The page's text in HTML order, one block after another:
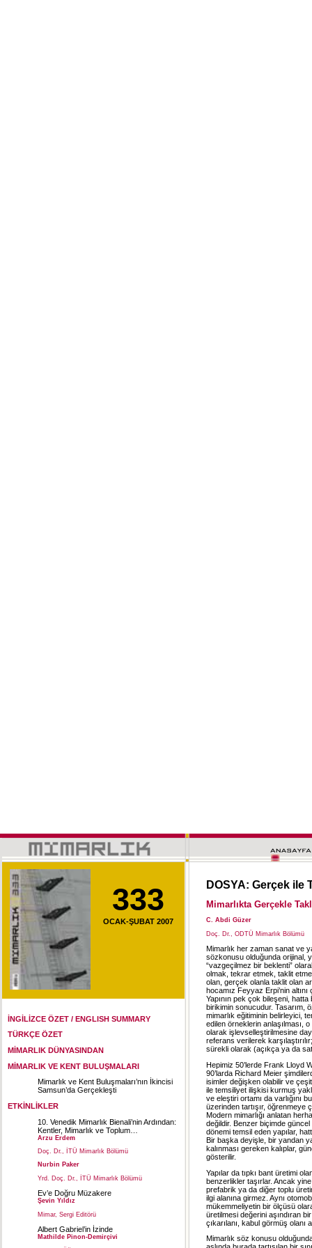
333
OCAK-ŞUBAT 2007
İNGİLİZCE ÖZET / ENGLISH SUMMARY
TÜRKÇE ÖZET
MİMARLIK DÜNYASINDAN
MİMARLIK VE KENT BULUŞMALARI
Mimarlık ve Kent Buluşmaları’nın İkincisi
Samsun’da Gerçekleşti
ETKİNLİKLER
10. Venedik Mimarlık Bienali’nin Ardından:
Kentler, Mimarlık ve Toplum…
Arzu Erdem
Doç. Dr., İTÜ Mimarlık Bölümü
Nurbin Paker
Yrd. Doç. Dr., İTÜ Mimarlık Bölümü
Ev’e Doğru Müzakere
Şevin Yıldız
Mimar, Sergi Editörü
Albert Gabriel’in İzinde
Mathilde Pinon-Demirçivi
DOSYA: Gerçek ile
Mimarlıkta Gerçekle
C. Abdi Güzer
Doç. Dr., ODTÜ Mimarlık Bölümü
Mimarlık her zaman sanat ve
sözkonusu olduğunda orijinal,
“vazgeçilmez bir beklenti”
olmak, tekrar etmek, taklit
olan, gerçek olanla taklit olan
hocamız Feyyaz Erpi’nin
Yapının pek çok bileşeni,
birikimin sonucudur. Tasarım,
mimarlık eğitiminin belirleyici,
edilen örneklerin anlaşılması,
olarak işlevselleştirilmesine
referans verilerek
sürekli olarak (açıkça ya da
Hepimiz 50’lerde Frank Lloyd
90’larda Richard Meier
isimler değişken olabilir ve
ile temsiliyet ilişkisi kurmuş
ve eleştiri ortamı da varlığını
üzerinden tartışır, öğrenmeye
Modern mimarlığı anlatan
değildir. Benzer biçimde güncel
dönemi temsil eden yapılar,
Bir başka deyişle, bir yandan
kalınması gereken kalıplar,
gösterilir.
Yapılar da tıpkı bant üretimi
benzerlikler taşırlar. Ancak
prefabrik ya da diğer toplu
ilgi alanına girmez. Aynı
mükemmeliyetin bir ölçüsü
üretilmesi değerini aşındıran
çıkarılanı, kabul görmüş
Mimarlık söz konusu